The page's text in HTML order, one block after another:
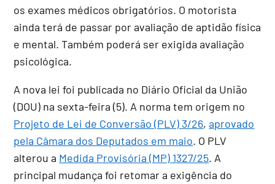
os exames médicos obrigatórios. O motorista
ainda terá de passar por avaliação de aptidão física
e mental. Também poderá ser exigida avaliação
psicológica.
A nova lei foi publicada no Diário Oficial da União
(DOU) na sexta-feira (5). A norma tem origem no
Projeto de Lei de Conversão (PLV) 3/26,aprovado
pela Câmara dos Deputados em maio. O PLV
alterou a Medida Provisória (MP) 1327/25. A
principal mudança foi retomar a exigência do